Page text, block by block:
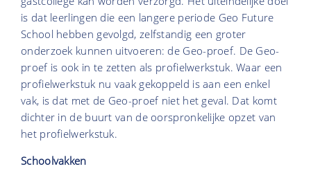
is dat leerlingen die een langere periode Geo Future
School hebben gevolgd, zelfstandig een groter
onderzoek kunnen uitvoeren: de Geo-proef. De Geo-
proef is ook in te zetten als profielwerkstuk. Waar een
profielwerkstuk nu vaak gekoppeld is aan een enkel
vak, is dat met de Geo-proef niet het geval. Dat komt
dichter in de buurt van de oorspronkelijke opzet van
het profielwerkstuk.
Schoolvakken